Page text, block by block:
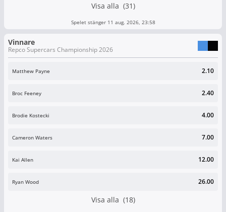
Visa alla (31)
Spelet stänger 11 aug. 2026, 23:58
Vinnare
Repco Supercars Championship 2026
Matthew Payne 2.10
Broc Feeney 2.40
Brodie Kostecki 4.00
Cameron Waters 7.00
Kai Allen 12.00
Ryan Wood 26.00
Visa alla (18)